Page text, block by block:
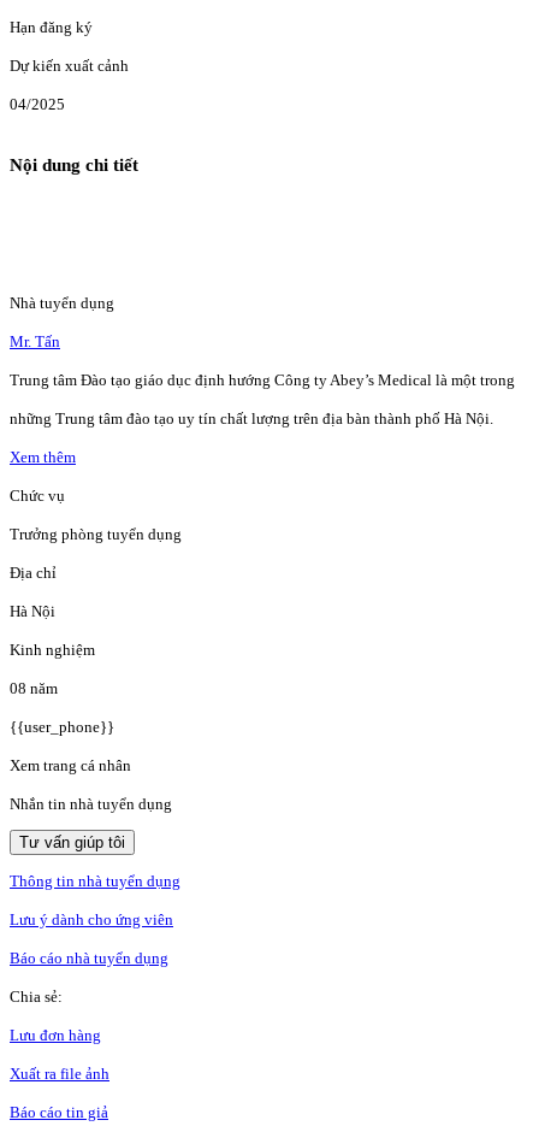
Hạn đăng ký
Dự kiến xuất cảnh
04/2025
Nội dung chi tiết
Nhà tuyển dụng
Mr. Tấn
Trung tâm Đào tạo giáo dục định hướng Công ty Abey’s Medical là một trong
những Trung tâm đào tạo uy tín chất lượng trên địa bàn thành phố Hà Nội.
Xem thêm
Chức vụ
Trưởng phòng tuyển dụng
Địa chỉ
Hà Nội
Kinh nghiệm
08 năm
{{user_phone}}
Xem trang cá nhân
Nhắn tin nhà tuyển dụng
Tư vấn giúp tôi
Thông tin nhà tuyển dụng
Lưu ý dành cho ứng viên
Báo cáo nhà tuyển dụng
Chia sẻ:
Lưu đơn hàng
Xuất ra file ảnh
Báo cáo tin giả